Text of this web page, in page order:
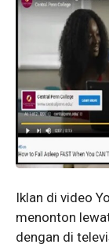
Iklan di video
menonton
dengan di